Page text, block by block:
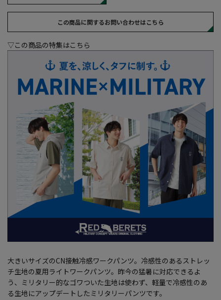
この商品に関するお問い合わせはこちら
▽この商品の特集はこちら
大きいサイズのCN接触冷感ワークパンツ。冷感性のあるストレッ
チ生地の夏用ライトワークパンツ。昨今の猛暑に対応できるよ
う、ミリタリー的なゴワついた生地は使わず、軽量で冷感性のあ
る生地にアップデートしたミリタリーパンツです。